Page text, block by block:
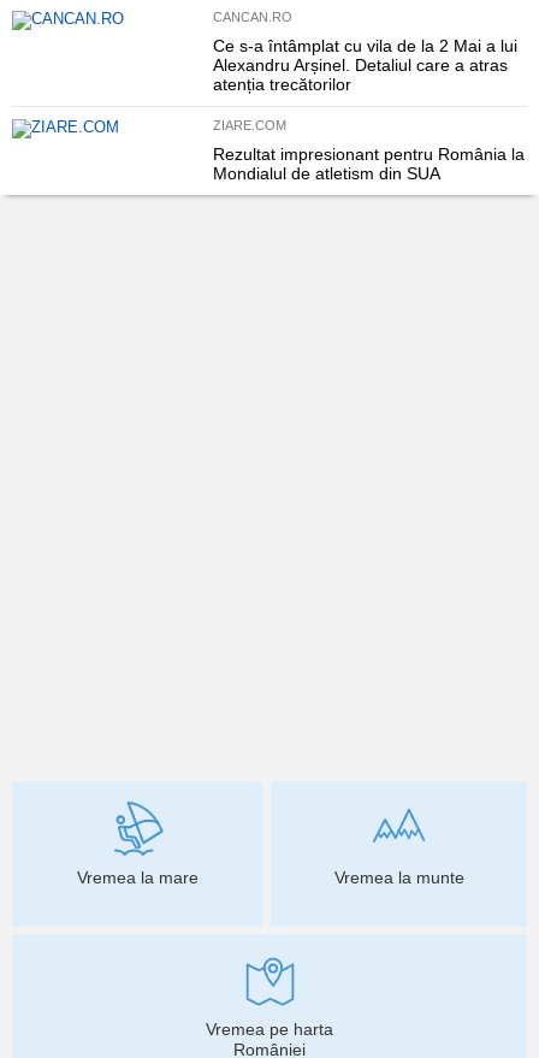
CANCAN.RO
Ce s-a întâmplat cu vila de la 2 Mai a lui
Alexandru Arșinel. Detaliul care a atras
atenția trecătorilor
ZIARE.COM
Rezultat impresionant pentru România la
Mondialul de atletism din SUA
Vremea la mare Vremea la munte
Vremea pe harta
României